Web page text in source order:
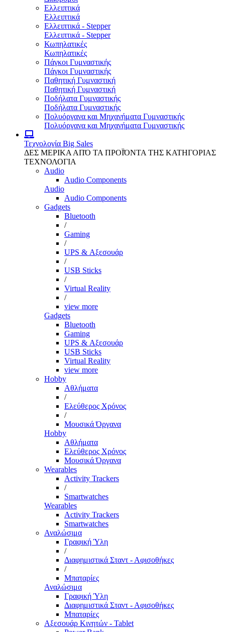
Ελλειπτικά
Ελλειπτικά
Ελλειπτικά - Stepper
Ελλειπτικά - Stepper
Κωπηλατικές
Κωπηλατικές
Πάγκοι Γυμναστικής
Πάγκοι Γυμναστικής
Παθητική Γυμναστική
Παθητική Γυμναστική
Ποδήλατα Γυμναστικής
Ποδήλατα Γυμναστικής
Πολυόργανα και Μηχανήματα Γυμναστικής
Πολυόργανα και Μηχανήματα Γυμναστικής
Τεχνολογία Big Sales
ΔΕΣ ΜΕΡΙΚΑ ΑΠΌ ΤΑ ΠΡΟΪΌΝΤΑ ΤΗΣ ΚΑΤΗΓΟΡΙΑΣ
ΤΕΧΝΟΛΟΓΙΑ
Audio
Audio Components
Audio
Audio Components
Gadgets
Bluetooth
/
Gaming
/
UPS & Αξεσουάρ
/
USB Sticks
/
Virtual Reality
/
view more
Gadgets
Bluetooth
Gaming
UPS & Αξεσουάρ
USB Sticks
Virtual Reality
view more
Hobby
Αθλήματα
/
Ελεύθερος Χρόνος
/
Μουσικά Όργανα
Hobby
Αθλήματα
Ελεύθερος Χρόνος
Μουσικά Όργανα
Wearables
Activity Trackers
/
Smartwatches
Wearables
Activity Trackers
Smartwatches
Αναλώσιμα
Γραφική Ύλη
/
Διαφημιστικά Σταντ - Αφισοθήκες
/
Μπαταρίες
Αναλώσιμα
Γραφική Ύλη
Διαφημιστικά Σταντ - Αφισοθήκες
Μπαταρίες
Αξεσουάρ Κινητών - Tablet